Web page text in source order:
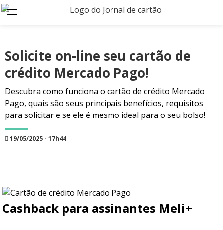
Solicite on-line seu cartão de
crédito Mercado Pago!
Descubra como funciona o cartão de crédito Mercado
Pago, quais são seus principais benefícios, requisitos
para solicitar e se ele é mesmo ideal para o seu bolso!
19/05/2025 - 17h44
Cashback para assinantes Meli+